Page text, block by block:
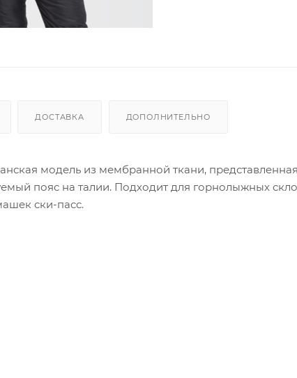
ДОСТАВКА ДОПОЛНИТЕЛЬНО
модель из мембранной ткани,
пояс на талии. Подходит для горнолыжных
ски-пасс.